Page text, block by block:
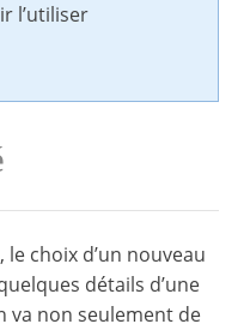
l’utiliser
le choix d’un nouveau
détails d’une
va non seulement de